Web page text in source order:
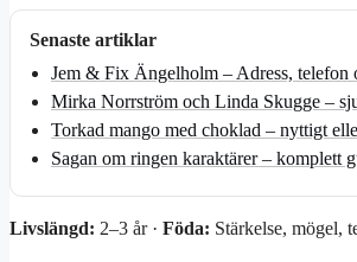
Senaste artiklar
Jem & Fix Ängelholm – Adress, telefon
Mirka Norrström och Linda Skugge –
Torkad mango med choklad – nyttigt
Sagan om ringen karaktärer – komplett
Livslängd: 2–3 år · Föda: Stärkelse, mögel,